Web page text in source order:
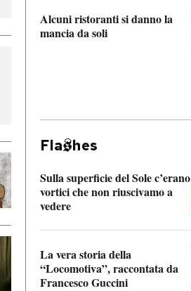
Alcuni ristoranti si danno la
mancia da soli
Fla hes
Sulla superficie del Sole c’erano
vortici che non riuscivamo a
vedere
La vera storia della
“Locomotiva”, raccontata da
Francesco Guccini